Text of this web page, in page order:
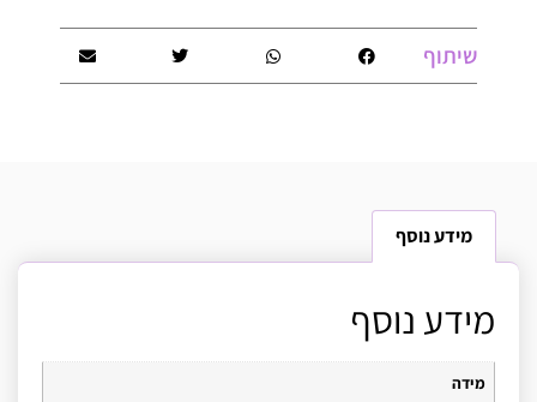
שיתוף
מידע נוסף
מידע נוסף
מידה